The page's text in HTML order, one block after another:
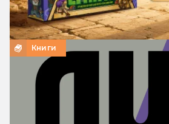
Книги